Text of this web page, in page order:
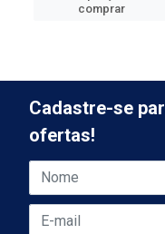
comprar
Cadastre-se
ofertas!